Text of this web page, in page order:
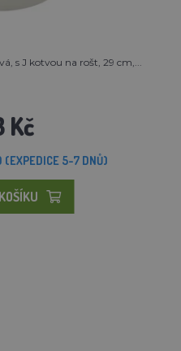
s J kotvou na rošt, 29 cm,...
Kč
(EXPEDICE 5-7 DNŮ)